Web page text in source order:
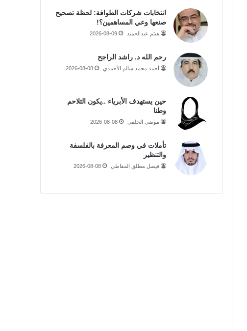
انتخابات شركات الطوافة: لحظة تصحيح
صنعها وعي المساهمين؟!
هيثم عبدالحميد 2026-08-09
رحم الله د. راشد الراجح
أحمد محمد سالم الأحمدي 2026-08-08
حين يستهدف الأبرياء ..يكون التلاحم
وطنا
موضي الحلفي 2026-08-08
تأملات في وصم المعرفة بالفلسفة
والتنظير
فيصل مطلق المقاطي 2026-08-08